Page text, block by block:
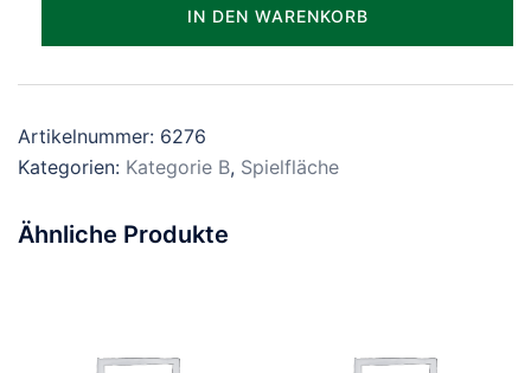
IN DEN WARENKORB
Artikelnummer: 6276
Kategorien: Kategorie B, Spielfläche
Ähnliche Produkte